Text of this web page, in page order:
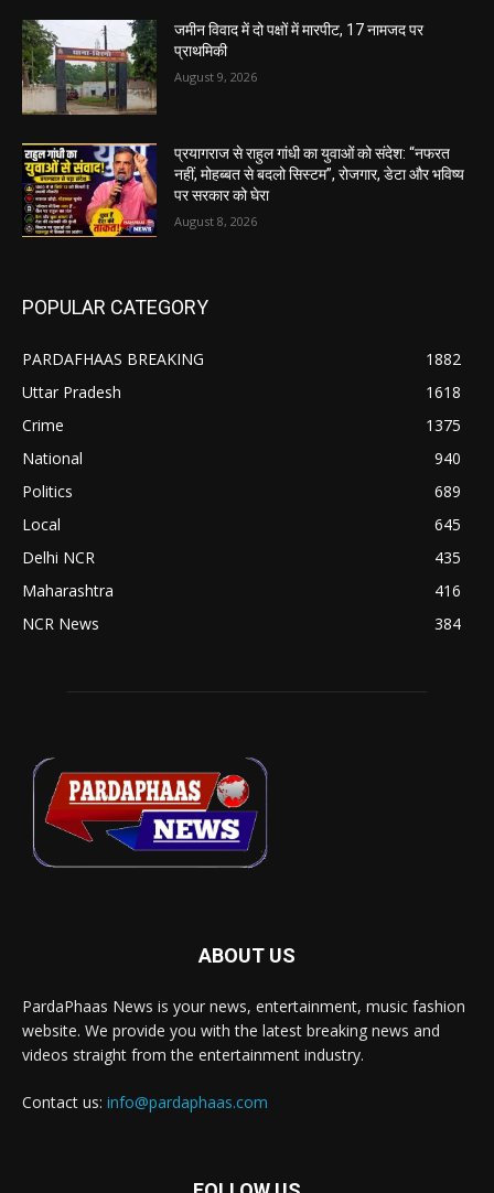
जमीन विवाद में दो पक्षों में मारपीट, 17 नामजद पर
प्राथमिकी
August 9, 2026
प्रयागराज से राहुल गांधी का युवाओं को संदेश: “नफरत
नहीं, मोहब्बत से बदलो सिस्टम”, रोजगार, डेटा और भविष्य
पर सरकार को घेरा
August 8, 2026
POPULAR CATEGORY
PARDAFHAAS BREAKING
1882
Uttar Pradesh
1618
Crime
1375
National
940
Politics
689
Local
645
Delhi NCR
435
Maharashtra
416
NCR News
384
ABOUT US
PardaPhaas News is your news, entertainment, music fashion
website. We provide you with the latest breaking news and
videos straight from the entertainment industry.
Contact us: info@pardaphaas.com